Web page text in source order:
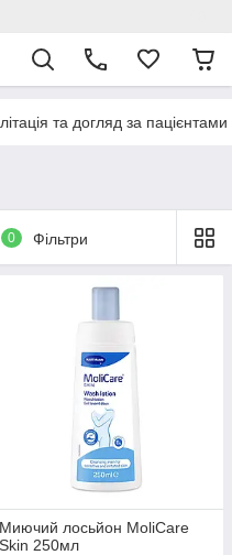
та догляд за пацієнтами
0 Фільтри
Миючий лосьйон MoliCare
Skin 250мл